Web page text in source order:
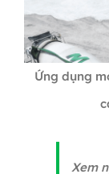
Ứng dụng
Xem